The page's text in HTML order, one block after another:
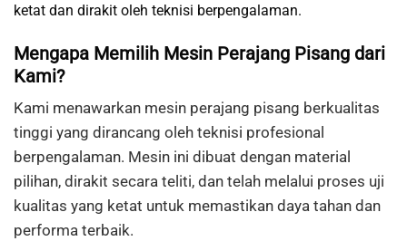
ketat dan dirakit oleh teknisi berpengalaman.
Mengapa Memilih Mesin Perajang Pisang dari
Kami?
Kami menawarkan mesin perajang pisang berkualitas
tinggi yang dirancang oleh teknisi profesional
berpengalaman. Mesin ini dibuat dengan material
pilihan, dirakit secara teliti, dan telah melalui proses uji
kualitas yang ketat untuk memastikan daya tahan dan
performa terbaik.